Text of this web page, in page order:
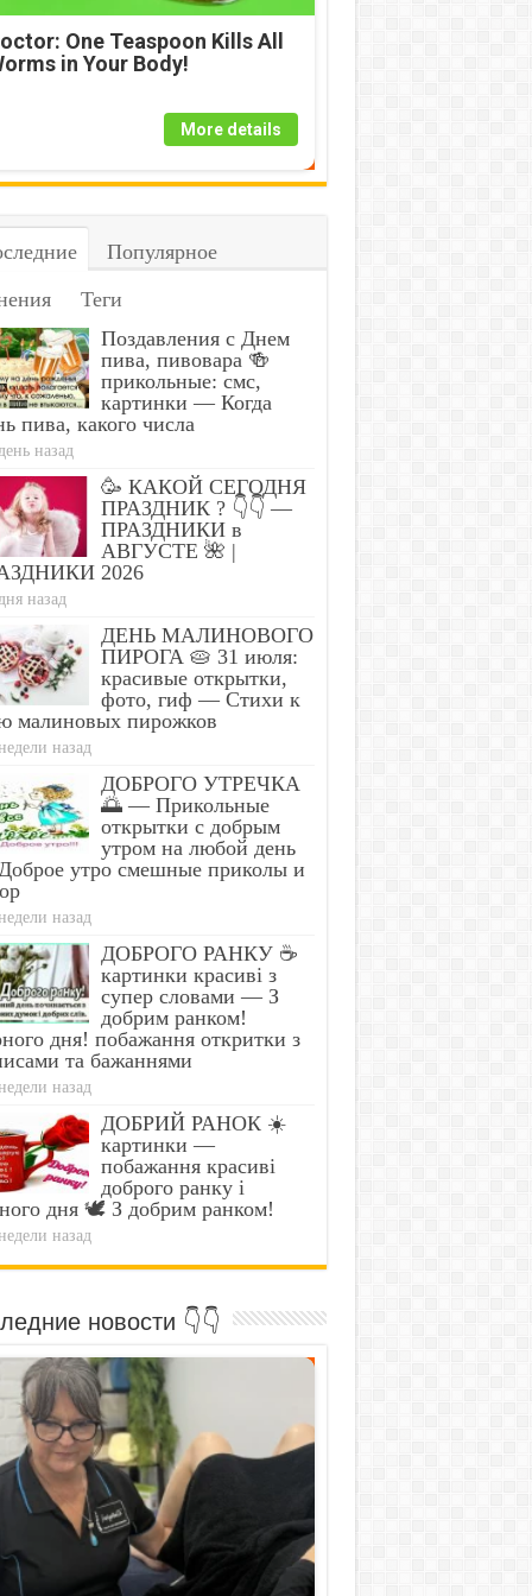
These 3 Foods That
to Cause Parasites
One Teaspoon Kills All
in Your Body!
More details
Популярное
Теги
Поздавления с Днем
пива, пивовара 🍻
прикольные: смс,
картинки — Когда
пива, какого числа
назад
🥳 КАКОЙ СЕГОДНЯ
ПРАЗДНИК ? 👇👇 —
ПРАЗДНИКИ в
АВГУСТЕ 🌺 |
2026
назад
ДЕНЬ МАЛИНОВОГО
ПИРОГА 🥧 31 июля:
красивые открытки,
фото, гиф — Стихи к
малиновых пирожков
назад
ДОБРОГО УТРЕЧКА
🌅 — Прикольные
открытки с добрым
утром на любой день
утро смешные приколы и
назад
ДОБРОГО РАНКУ ☕
картинки красиві з
супер словами — З
добрим ранком!
дня! побажання откритки з
та бажаннями
назад
ДОБРИЙ РАНОК ☀️
картинки —
побажання красиві
доброго ранку і
дня 🕊️ З добрим ранком!
назад
новости 👇👇